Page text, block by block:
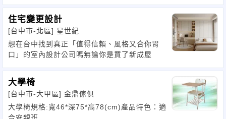
住宅變更設計
[台中市-北區] 星世紀
想在台中找到真正「值得信賴、風格又合你胃
口」的室內設計公司嗎無論你是買了新成屋
大學椅
[台中市-大甲區] 金鼎傢俱
大學椅規格:寬46*深75*高78(cm)產品特色：適